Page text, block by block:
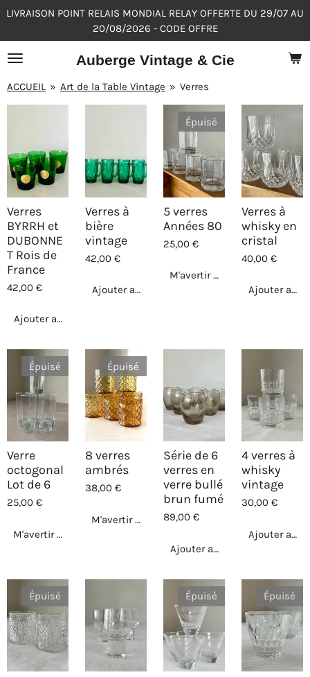
Passer
contenu
principal
Auberge Vintage & Cie
LIVRAISON POINT RELAIS MONDIAL RELAY OFFERTE DU 29/07 AU
20/08/2026 - CODE OFFRE
ACCUEIL » Art de la Table Vintage » Verres
Verres
BYRRH et
DUBONNE
T Rois de
France
42,00 €
Ajouter au panier
Verres à
bière
vintage
42,00 €
Ajouter au panier
Épuisé
5 verres
Années 80
25,00 €
M'avertir si disponible
Verres à
whisky en
cristal
40,00 €
Ajouter au
Épuisé
Verre
octogonal
Lot de 6
25,00 €
M'avertir si disponible
Épuisé
8 verres
ambrés
38,00 €
M'avertir si disponible
Série de 6
verres en
verre bullé
brun fumé
89,00 €
Ajouter au panier
4 verres à
whisky
vintage
30,00 €
Ajouter au
Épuisé Épuisé Épuisé